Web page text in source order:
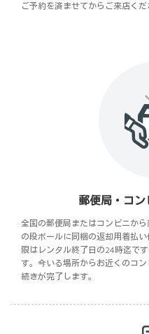
ご予約を済ませてからご来店くだ
郵便局・コ
全国の郵便局またはコンビニか
の段ボールに同梱の返却用着払
限はレンタル終了日の24時迄で
す。今いる場所からお近くのコ
続きが完了します。